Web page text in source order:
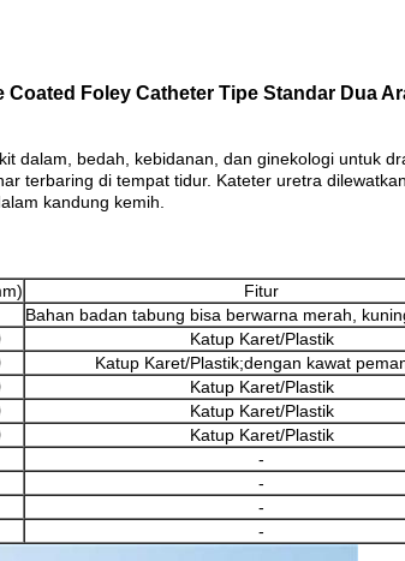
Foley Catheter Tipe Standar Dua
dalam, bedah, kebidanan, dan ginekologi untuk
terbaring di tempat tidur. Kateter uretra
kandung kemih.
Fitur
Bahan badan tabung bisa berwarna merah,
Katup Karet/Plastik
Katup Karet/Plastik;dengan kawat
Katup Karet/Plastik
Katup Karet/Plastik
Katup Karet/Plastik
-
-
-
-